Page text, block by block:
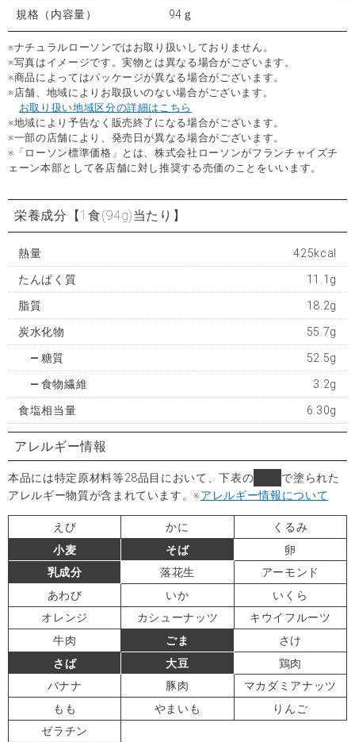
規格（内容量） 94ｇ
※ナチュラルローソンではお取り扱いしておりません。
※写真はイメージです。実物とは異なる場合がございます。
※商品によってはパッケージが異なる場合がございます。
※店舗、地域によりお取扱いのない場合がございます。
お取り扱い地域区分の詳細はこちら
※地域により予告なく販売終了になる場合がございます。
※一部の店舗により、発売日が異なる場合がございます。
※「ローソン標準価格」とは、株式会社ローソンがフランチャイズチ
ェーン本部として各店舗に対し推奨する売価のことをいいます。
栄養成分 【1食(94g)当たり】
熱量 425kcal
たんぱく質 11.1g
脂質 18.2g
炭水化物 55.7g
糖質 52.5g
食物繊維 3.2g
食塩相当量 6.30g
アレルギー情報
本品には特定原材料等28品目において、下表の
で塗られた
アレルギー物質が含まれています。※アレルギー情報について
えび かに
くるみ
小麦
そば
卵
乳成分
落花生
アーモンド
あわび
いか
いくら
オレンジ
カシューナッツ
キウイフルーツ
牛肉
ごま
さけ
さば
大豆
鶏肉
バナナ
豚肉
マカダミアナッツ
もも
やまいも
りんご
ゼラチン